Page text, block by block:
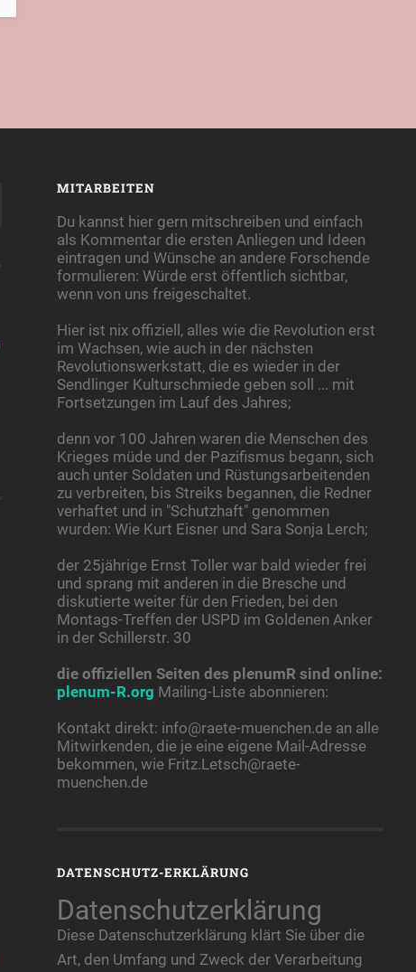
MITARBEITEN
Du kannst hier gern mitschreiben und einfach
als Kommentar die ersten Anliegen und Ideen
eintragen und Wünsche an andere Forschende
formulieren: Würde erst öffentlich sichtbar,
wenn von uns freigeschaltet.
Hier ist nix offiziell, alles wie die Revolution erst
im Wachsen, wie auch in der nächsten
Revolutionswerkstatt, die es wieder in der
Sendlinger Kulturschmiede geben soll ... mit
Fortsetzungen im Lauf des Jahres;
denn vor 100 Jahren waren die Menschen des
Krieges müde und der Pazifismus begann, sich
auch unter Soldaten und Rüstungsarbeitenden
zu verbreiten, bis Streiks begannen, die Redner
verhaftet und in "Schutzhaft" genommen
wurden: Wie Kurt Eisner und Sara Sonja Lerch;
der 25jährige Ernst Toller war bald wieder frei
und sprang mit anderen in die Bresche und
diskutierte weiter für den Frieden, bei den
Montags-Treffen der USPD im Goldenen Anker
in der Schillerstr. 30
die offiziellen Seiten des plenumR sind online:
plenum-R.org Mailing-Liste abonnieren:
Kontakt direkt: info@raete-muenchen.de an alle
Mitwirkenden, die je eine eigene Mail-Adresse
bekommen, wie Fritz.Letsch@raete-
muenchen.de
DATENSCHUTZ-ERKLÄRUNG
Datenschutzerklärung
Diese Datenschutzerklärung klärt Sie über die
Art, den Umfang und Zweck der Verarbeitung